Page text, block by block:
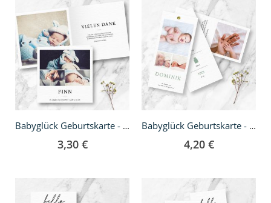
Babyglück Geburtskarte - Klappkarte quadratisch
3,30 €
Babyglück Geburtskarte - DIN lang Fächer
4,20 €